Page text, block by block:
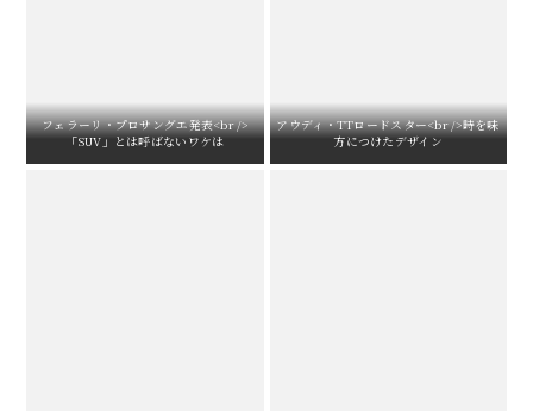
フェラーリ・プロサングエ発表<br />
「SUV」とは呼ばないワケは
アウディ・TTロードスター<br />時を味
方につけたデザイン